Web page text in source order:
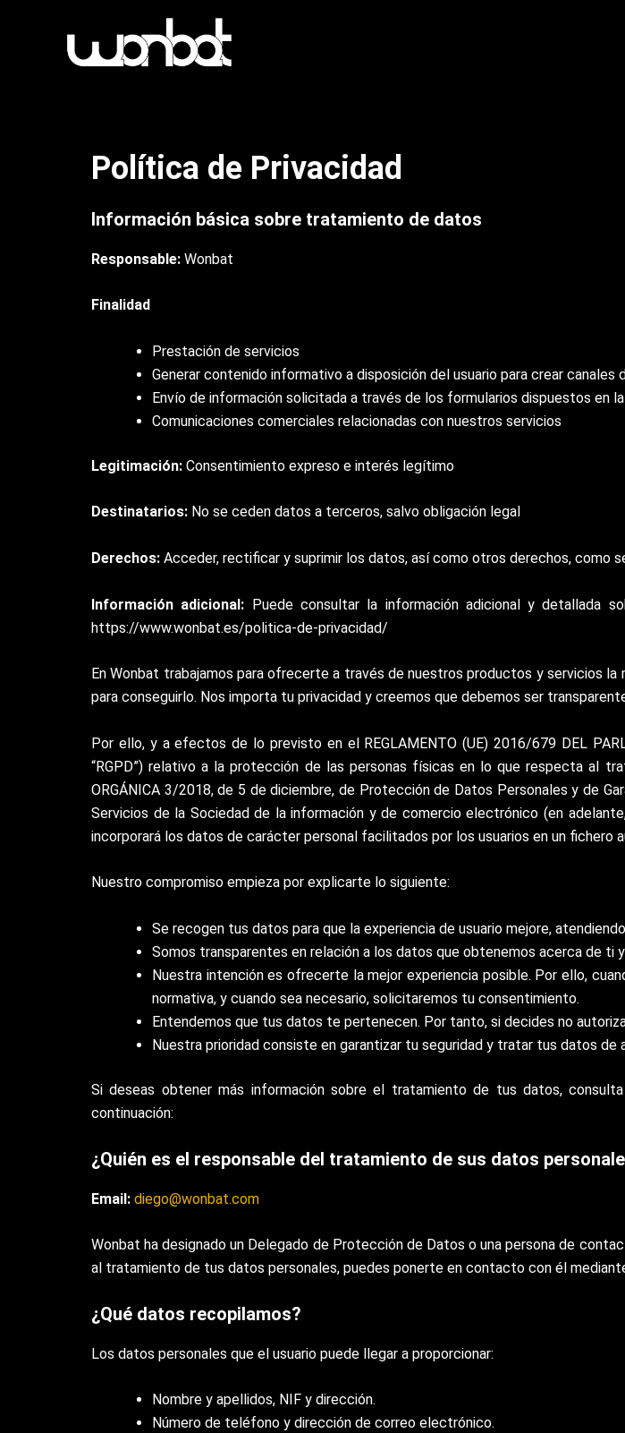
Wonbat
Tecnologías
Clientes
Contacto
Política de Privacidad
Información básica sobre tratamiento de datos
Responsable: Wonbat
Finalidad
Prestación de servicios
Generar contenido informativo a disposición del usuario para crear canales
Envío de información solicitada a través de los formularios dispuestos en
Comunicaciones comerciales relacionadas con nuestros servicios
Legitimación: Consentimiento expreso e interés legítimo
Destinatarios: No se ceden datos a terceros, salvo obligación legal
Derechos: Acceder, rectificar y suprimir los datos, así como otros derechos, como
Información adicional: Puede consultar la información adicional y detallada
https://www.wonbat.es/politica-de-privacidad/
En Wonbat trabajamos para ofrecerte a través de nuestros productos y servicios
para conseguirlo. Nos importa tu privacidad y creemos que debemos ser
Por ello, y a efectos de lo previsto en el REGLAMENTO (UE) 2016/679 DEL
“RGPD”) relativo a la protección de las personas físicas en lo que respecta al
ORGÁNICA 3/2018, de 5 de diciembre, de Protección de Datos Personales y de
Servicios de la Sociedad de la información y de comercio electrónico (en
incorporará los datos de carácter personal facilitados por los usuarios en un fichero
Nuestro compromiso empieza por explicarte lo siguiente:
Se recogen tus datos para que la experiencia de usuario mejore,
Somos transparentes en relación a los datos que obtenemos acerca de ti
Nuestra intención es ofrecerte la mejor experiencia posible. Por ello,
normativa, y cuando sea necesario, solicitaremos tu consentimiento.
Entendemos que tus datos te pertenecen. Por tanto, si decides no
Nuestra prioridad consiste en garantizar tu seguridad y tratar tus datos de
Si deseas obtener más información sobre el tratamiento de tus datos,
continuación:
¿Quién es el responsable del tratamiento de sus datos
Email: diego@wonbat.com
Wonbat ha designado un Delegado de Protección de Datos o una persona de
al tratamiento de tus datos personales, puedes ponerte en contacto con él
¿Qué datos recopilamos?
Los datos personales que el usuario puede llegar a proporcionar:
Nombre y apellidos, NIF y dirección.
Número de teléfono y dirección de correo electrónico.